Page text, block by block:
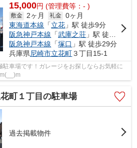
15,000円 (管理費等：- )
敷金 2ヶ月 礼金 0ヶ月
東海道本線 「立花 」駅 徒歩9分
阪急神戸本線 「武庫之荘 」駅 徒歩18分
阪急神戸本線 「塚口 」駅 徒歩29分
兵庫県尼崎市立花町３丁目15-1
駐車場です！ガレージをお探しならお気軽に
町１丁目の駐車場
過去掲載物件